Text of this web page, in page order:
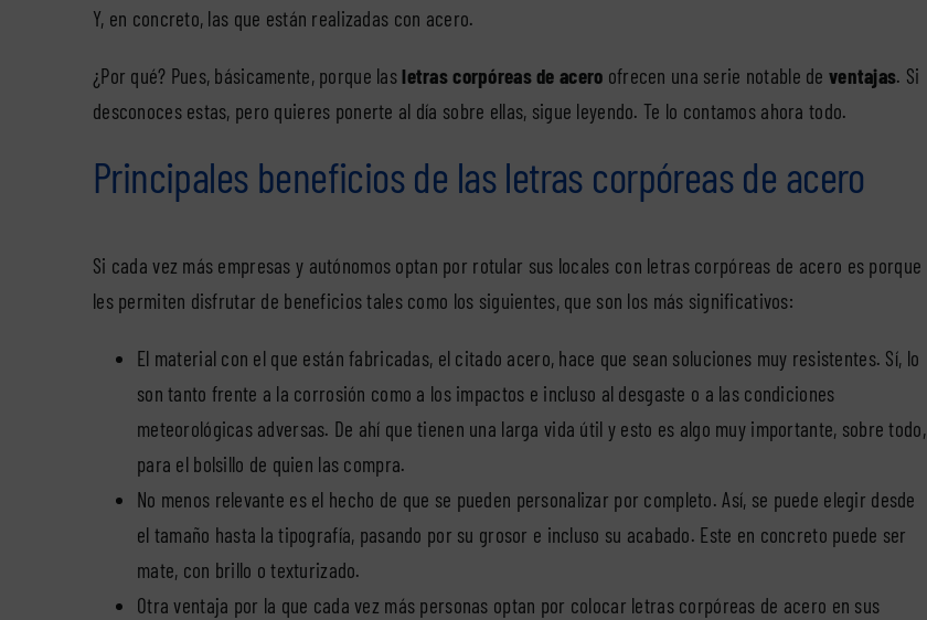
Y, en concreto, las que están realizadas con acero.
¿Por qué? Pues, básicamente, porque lasletras corpóreas de acero ofrecen una serie notable deventajas. Si
desconoces estas, pero quieres ponerte al día sobre ellas, sigue leyendo. Te lo contamos ahora todo.
Principales beneficios de las letras corpóreas de acero
Si cada vez más empresas y autónomos optan por rotular sus locales con letras corpóreas de acero es porque
les permiten disfrutar de beneficios tales como los siguientes, que son los más significativos:
El material con el que están fabricadas, el citado acero, hace que sean soluciones muy resistentes. Sí, lo
son tanto frente a la corrosión como a los impactos e incluso al desgaste o a las condiciones
meteorológicas adversas. De ahí que tienen una larga vida útil y esto es algo muy importante, sobre todo,
para el bolsillo de quien las compra.
No menos relevante es el hecho de que se pueden personalizar por completo. Así, se puede elegir desde
el tamaño hasta la tipografía, pasando por su grosor e incluso su acabado. Este en concreto puede ser
mate, con brillo o texturizado.
Otra ventaja por la que cada vez más personas optan por colocar letras corpóreas de acero en sus